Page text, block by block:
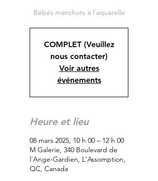
COMPLET (Veuillez
nous contacter)
Voir autres
événements
Heure et lieu
08 mars 2025, 10 h 00 – 12 h 00
M Galerie, 340 Boulevard de
l'Ange-Gardien, L'Assomption,
QC, Canada